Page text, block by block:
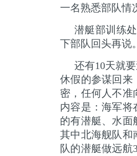
一名熟悉部队情
潜艇部训练
下部队回头再说
还有10天就
休假的参谋回来
密，任何人不准
内容是：海军将
的有潜艇、水面
其中北海舰队和
队的潜艇做远